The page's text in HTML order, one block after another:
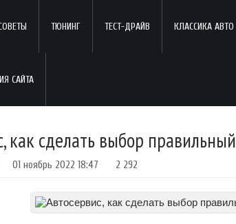
ТЮНИНГ ТЕСТ-ДРАЙВ КЛАССИКА АВТО
как сделать выбор правильный
01 ноябрь 2022 18:47 2 292